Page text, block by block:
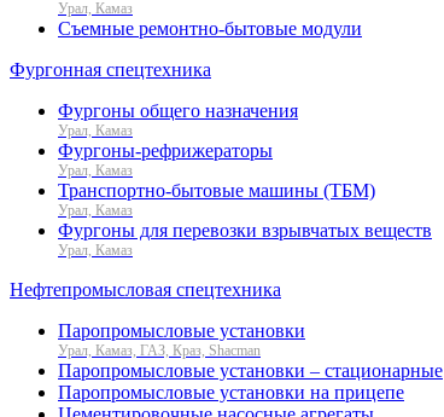
Урал, Камаз
Съемные ремонтно-бытовые модули
Фургонная спецтехника
Фургоны общего назначения
Урал, Камаз
Фургоны-рефрижераторы
Урал, Камаз
Транспортно-бытовые машины (ТБМ)
Урал, Камаз
Фургоны для перевозки взрывчатых веществ
Урал, Камаз
Нефтепромысловая спецтехника
Паропромысловые установки
Урал, Камаз, ГАЗ, Краз, Shacman
Паропромысловые установки – стационарные
Паропромысловые установки на прицепе